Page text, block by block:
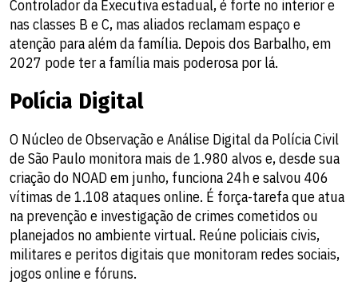
Controlador da Executiva estadual, é forte no interior e
nas classes B e C, mas aliados reclamam espaço e
atenção para além da família. Depois dos Barbalho, em
2027 pode ter a família mais poderosa por lá.
Polícia Digital
O Núcleo de Observação e Análise Digital da Polícia Civil
de São Paulo monitora mais de 1.980 alvos e, desde sua
criação do NOAD em junho, funciona 24h e salvou 406
vítimas de 1.108 ataques online. É força-tarefa que atua
na prevenção e investigação de crimes cometidos ou
planejados no ambiente virtual. Reúne policiais civis,
militares e peritos digitais que monitoram redes sociais,
jogos online e fóruns.